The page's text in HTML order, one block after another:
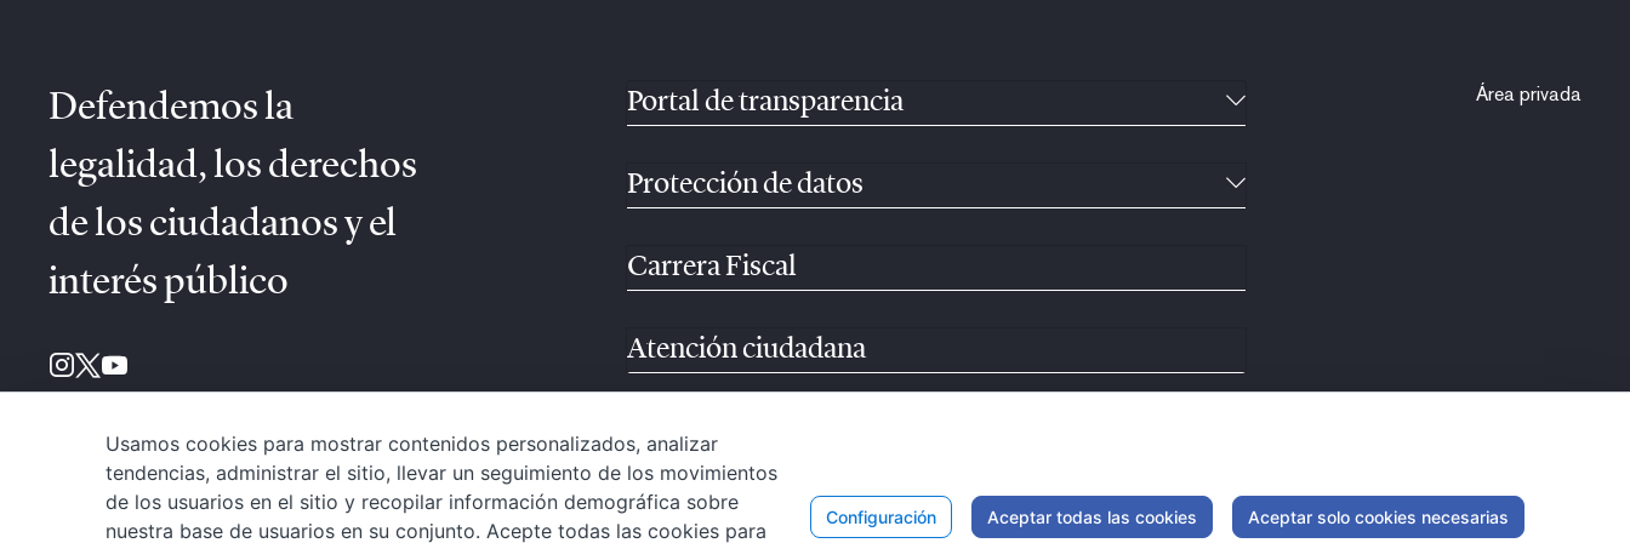
Defendemos la
legalidad, los derechos
de los ciudadanos y el
interés público
Área privada
Portal de transparencia
Protección de datos
Carrera Fiscal
Atención ciudadana
Usamos cookies para mostrar contenidos personalizados, analizar
tendencias, administrar el sitio, llevar un seguimiento de los movimientos
de los usuarios en el sitio y recopilar información demográfica sobre
nuestra base de usuarios en su conjunto. Acepte todas las cookies para
Configuración Aceptar todas las cookies Aceptar solo cookies necesarias